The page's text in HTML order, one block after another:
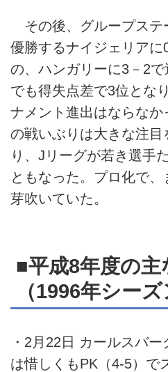
その後、グループステ
優勝するナイジェリアに
の、ハンガリーに3－2
でも得失点差で3位とな
ナメント進出はならなか
の戦いぶりは大きな注目
り、Jリーグが若き選手
ともなった。プロ化で
芽吹いていた。
■平成8年度の主
（1996年シーズ
・2月22日 カールスバ
は惜しくもPK（4-5）で